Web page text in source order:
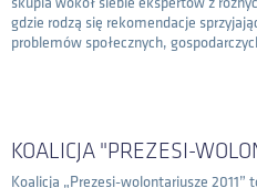
skupia wokół siebie ekspertów z
gdzie rodzą się rekomendacje
problemów społecznych,
KOALICJA "PREZESI-
Koalicja „Prezesi-wolontariusze